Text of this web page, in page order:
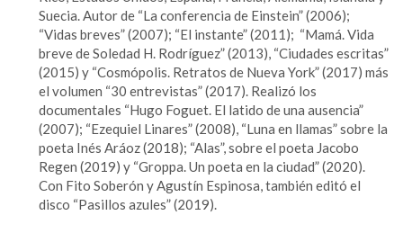
Suecia. Autor de “La conferencia de Einstein” (2006);
“Vidas breves” (2007); “El instante” (2011); “Mamá. Vida
breve de Soledad H. Rodríguez” (2013), “Ciudades escritas”
(2015) y “Cosmópolis. Retratos de Nueva York” (2017) más
el volumen “30 entrevistas” (2017). Realizó los
documentales “Hugo Foguet. El latido de una ausencia”
(2007); “Ezequiel Linares” (2008), “Luna en llamas” sobre la
poeta Inés Aráoz (2018); “Alas”, sobre el poeta Jacobo
Regen (2019) y “Groppa. Un poeta en la ciudad” (2020).
Con Fito Soberón y Agustín Espinosa, también editó el
disco “Pasillos azules” (2019).